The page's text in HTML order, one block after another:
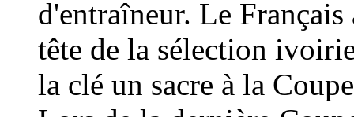
d'entraîneur. Le
tête de la sélection
la clé un sacre à la